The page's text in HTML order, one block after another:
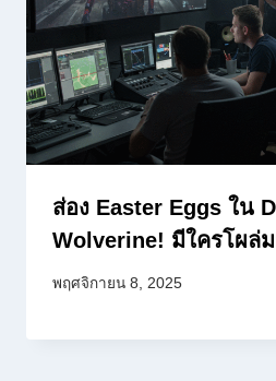
ส่อง Easter Eggs ใน
Wolverine! มีใครโผล่
พฤศจิกายน 8, 2025